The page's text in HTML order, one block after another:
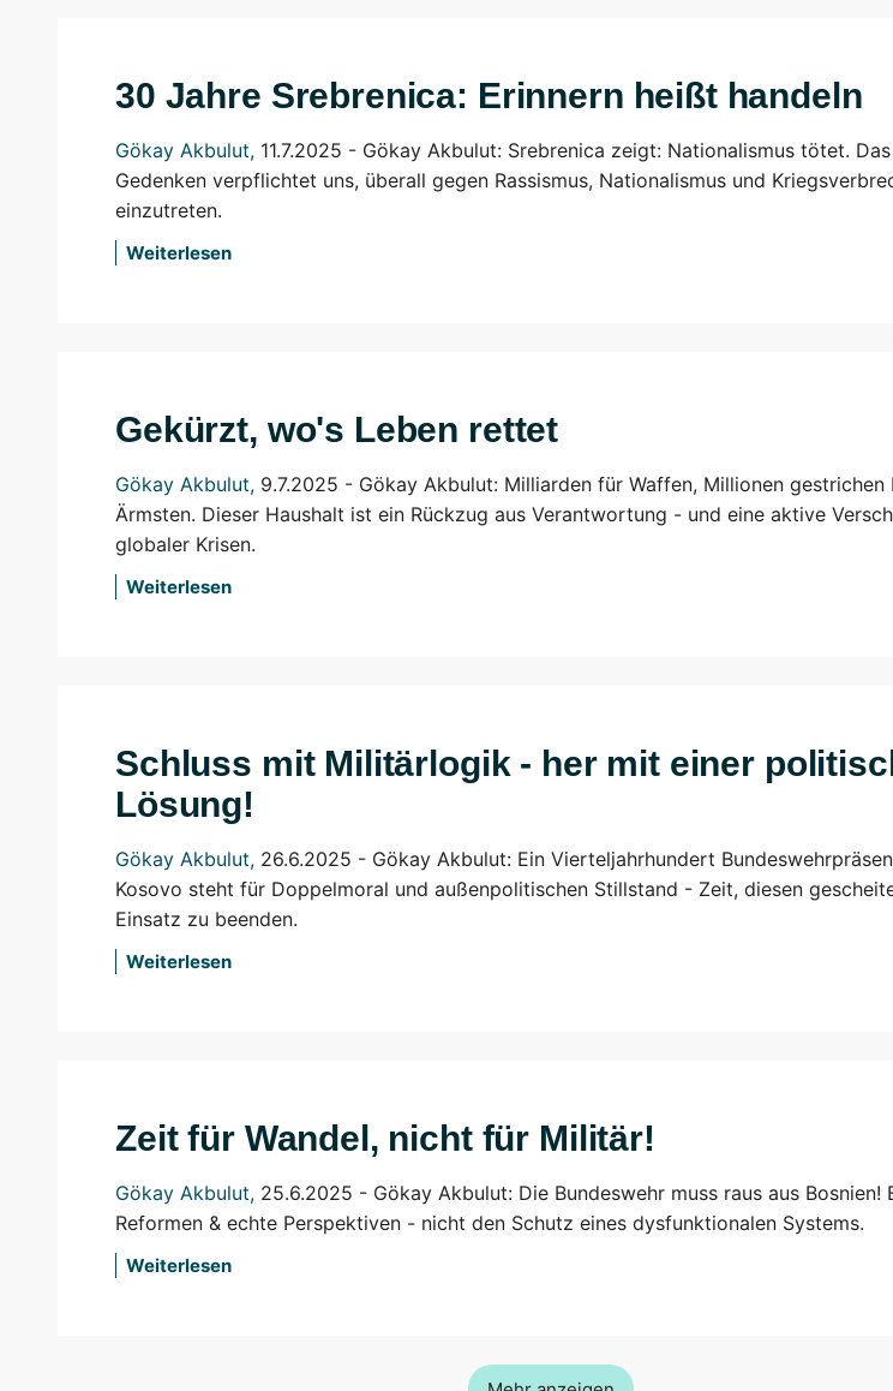
30 Jahre Srebrenica: Erinnern heißt handeln
Gökay Akbulut, 11.7.2025 - Gökay Akbulut: Srebrenica zeigt: Nationalismus tötet. Das
Gedenken verpflichtet uns, überall gegen Rassismus, Nationalismus und
einzutreten.
Weiterlesen
Gekürzt, wo's Leben rettet
Gökay Akbulut, 9.7.2025 - Gökay Akbulut: Milliarden für Waffen, Millionen gestrichen
Ärmsten. Dieser Haushalt ist ein Rückzug aus Verantwortung - und eine aktive
globaler Krisen.
Weiterlesen
Schluss mit Militärlogik - her mit einer
Lösung!
Gökay Akbulut, 26.6.2025 - Gökay Akbulut: Ein Vierteljahrhundert
Kosovo steht für Doppelmoral und außenpolitischen Stillstand - Zeit, diesen
Einsatz zu beenden.
Weiterlesen
Zeit für Wandel, nicht für Militär!
Gökay Akbulut, 25.6.2025 - Gökay Akbulut: Die Bundeswehr muss raus aus Bosnien!
Reformen & echte Perspektiven - nicht den Schutz eines dysfunktionalen Systems.
Weiterlesen